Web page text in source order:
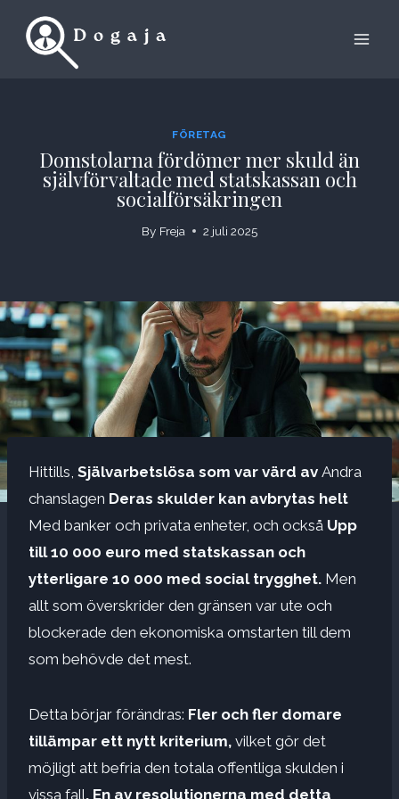
FÖRETAG
Domstolarna fördömer mer skuld än
självförvaltade med statskassan och
socialförsäkringen
By Freja 2 juli 2025
Hittills, Självarbetslösa som var värd av Andra
chanslagen Deras skulder kan avbrytas helt
Med banker och privata enheter, och också Upp
till 10 000 euro med statskassan och
ytterligare 10 000 med social trygghet. Men
allt som överskrider den gränsen var ute och
blockerade den ekonomiska omstarten till dem
som behövde det mest.
Detta börjar förändras: Fler och fler domare
tillämpar ett nytt kriterium, vilket gör det
möjligt att befria den totala offentliga skulden i
vissa fall. En av resolutionerna med detta